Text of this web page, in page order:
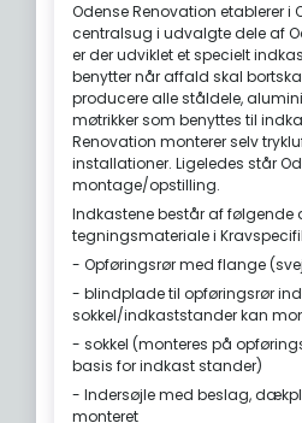
Odense Renovation etablerer i
centralsug i udvalgte dele af
er der udviklet et specielt
benytter når affald skal
producere alle ståldele,
møtrikker som benyttes til
Renovation monterer selv
installationer. Ligeledes står
montage/opstilling.
Indkastene består af følgende
tegningsmateriale i
- Opføringsrør med flange
- blindplade til opføringsrør
sokkel/indkaststander kan
- sokkel (monteres på
basis for indkast stander)
- Indersøjle med beslag,
monteret